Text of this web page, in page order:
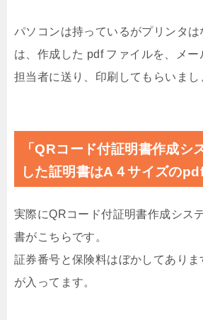
パソコンは持っているがプリンタは
は、作成した pdf ファイルを、メ
担当者に送り、印刷してもらいまし
「QRコード付証明書作成シ
した証明書はA４サイズの
実際にQRコード付証明書作成シス
書がこちらです。
証券番号と保険料はぼかしてあり
が入ってます。